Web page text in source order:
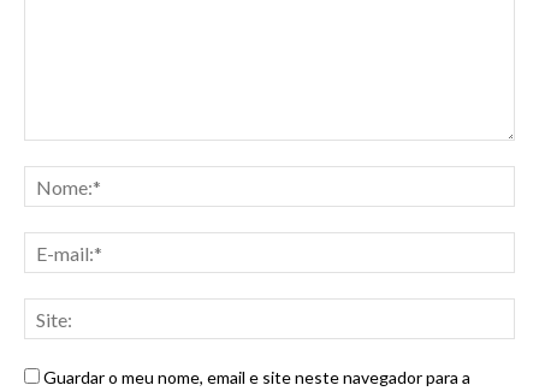
Guardar o meu nome, email e site neste navegador para a